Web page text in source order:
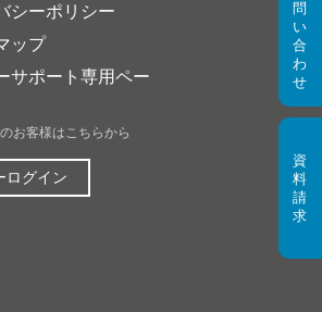
シーポリシー
ップ
サポート専用ペー
お客様はこちらから
ログイン